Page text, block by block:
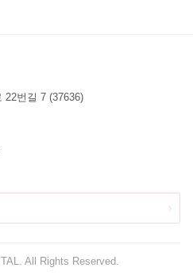
22번길 7 (37636)
All Rights Reserved.